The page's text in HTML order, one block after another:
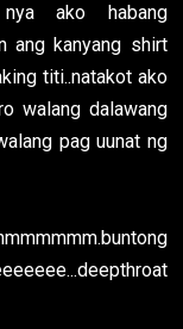
ako habang
ang kanyang shirt
titi..natakot ako
walang dalawang
pag uunat ng